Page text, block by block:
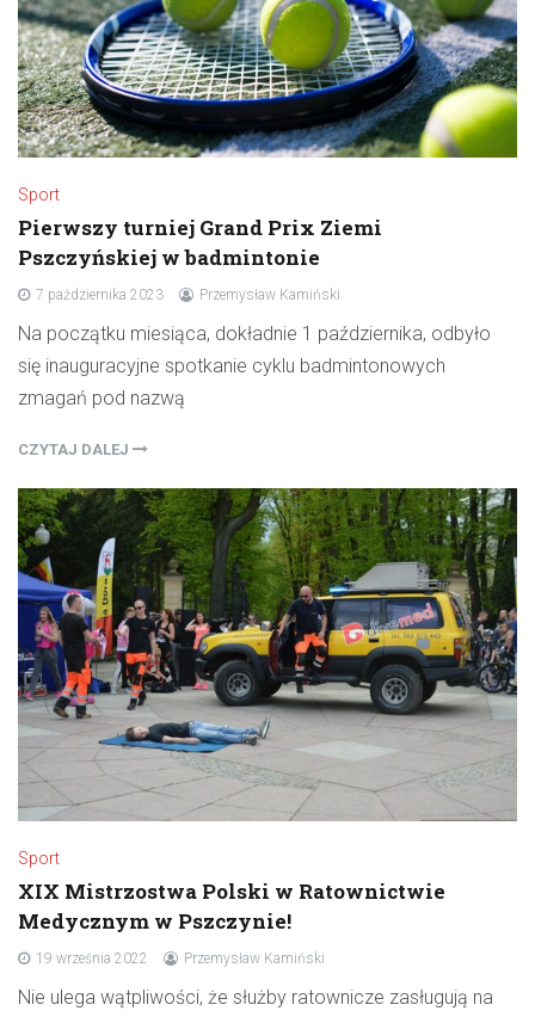
Sport
Pierwszy turniej Grand Prix Ziemi
Pszczyńskiej w badmintonie
7 października 2023 Przemysław Kamiński
Na początku miesiąca, dokładnie 1 października, odbyło
się inauguracyjne spotkanie cyklu badmintonowych
zmagań pod nazwą
CZYTAJ DALEJ
Sport
XIX Mistrzostwa Polski w Ratownictwie
Medycznym w Pszczynie!
19 września 2022 Przemysław Kamiński
Nie ulega wątpliwości, że służby ratownicze zasługują na